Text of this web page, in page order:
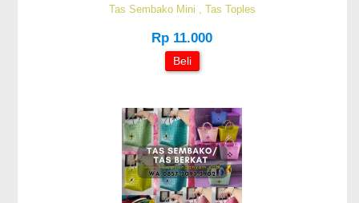
Tas Sembako Mini , Tas Toples
Rp 11.000
Beli